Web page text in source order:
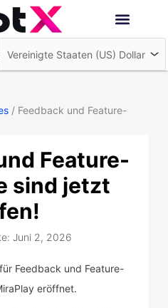
/ Feedback und Feature-
Feature-
sind jetzt
Juni 2, 2026
Feedback und Feature-
eröffnet.